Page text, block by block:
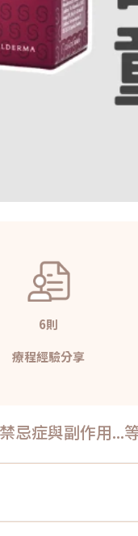
6則
療程經驗分享
忌症與副作用...